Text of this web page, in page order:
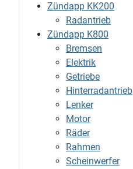
Zündapp KK200
Radantrieb
Zündapp K800
Bremsen
Elektrik
Getriebe
Hinterradantrieb
Lenker
Motor
Räder
Rahmen
Scheinwerfer